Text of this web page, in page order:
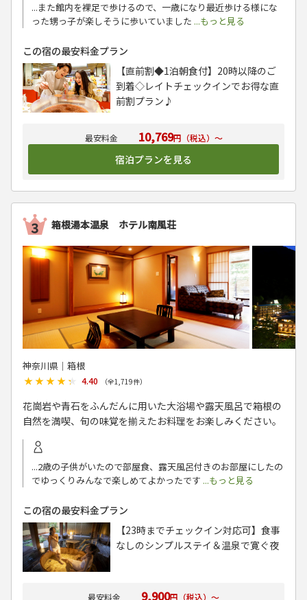
...また館内を裸足で歩けるので、一歳になり最近歩ける様にな
った甥っ子が楽しそうに歩いていました ...もっと見る
10,769円（税込）～
宿泊プランを見る
この宿の最安料金プラン
【直前割◆1泊朝食付】20時以降のご
到着◇レイトチェックインでお得な直
前割プラン♪
箱根湯本温泉 ホテル南風荘
神奈川県│箱根
★★★★★
★★★★★ 4.40 （全1,719件）
花崗岩や青石をふんだんに用いた大浴場や露天風呂で箱根の
自然を満喫、旬の味覚を揃えたお料理をお楽しみください。
...2歳の子供がいたので部屋食、露天風呂付きのお部屋にしたの
でゆっくりみんなで楽しめてよかったです ...もっと見る
9,900円（税込）～
この宿の最安料金プラン
【23時までチェックイン対応可】食事
なしのシンプルステイ＆温泉で寛ぐ夜